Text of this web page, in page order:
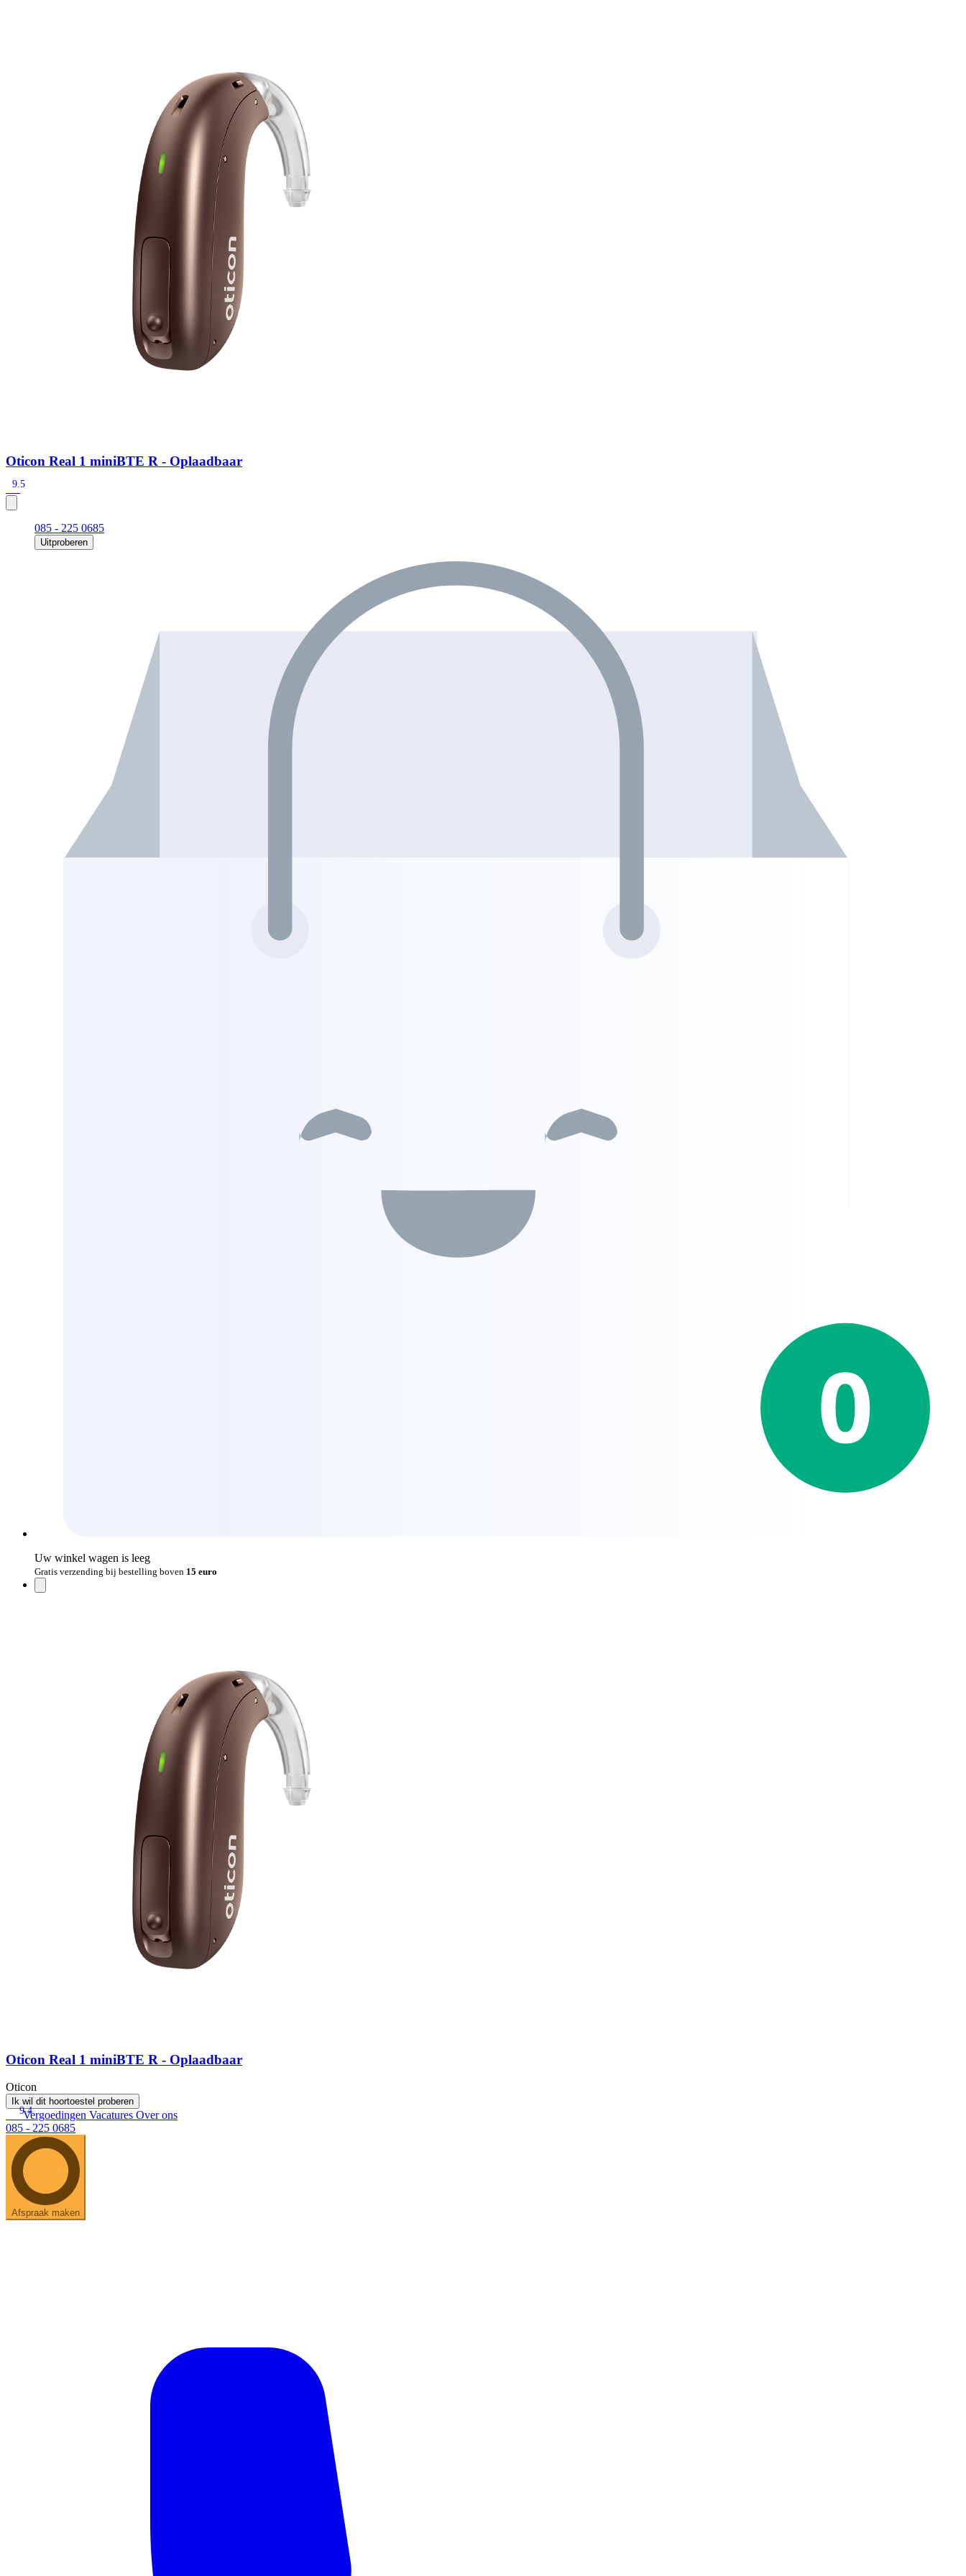
Signia Silk IX
FiltersDomes Onderhoudsartikelen
Signia Active Mini IX - Oplaadbaar
De Signia Active Mini IX is het nieuwste hoortoestel van Signia.
Oticon Real 1 miniBTE R - Oplaadbaar
9.5
085 - 225 0685
Uitproberen
Uw winkel wagen is leeg
Gratis verzending bij bestelling boven 15 euro
Oticon Real 1 miniBTE R - Oplaadbaar
Oticon
Ik wil dit hoortoestel proberen
9.4
Vergoedingen Vacatures Over ons
085 - 225 0685
Afspraak maken